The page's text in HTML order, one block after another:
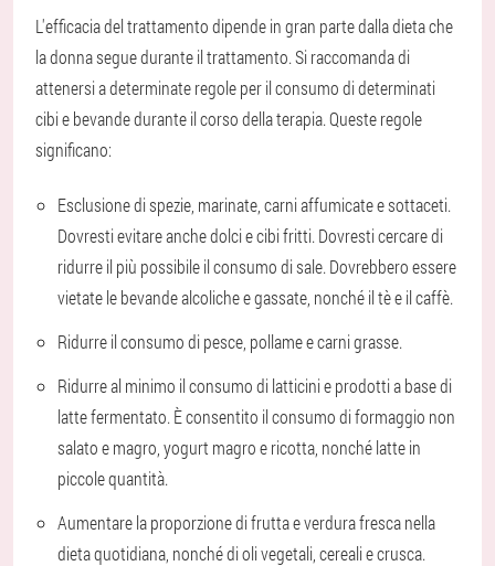
L'efficacia del trattamento dipende in gran parte dalla dieta che
la donna segue durante il trattamento. Si raccomanda di
attenersi a determinate regole per il consumo di determinati
cibi e bevande durante il corso della terapia. Queste regole
significano:
Esclusione di spezie, marinate, carni affumicate e sottaceti.
Dovresti evitare anche dolci e cibi fritti. Dovresti cercare di
ridurre il più possibile il consumo di sale. Dovrebbero essere
vietate le bevande alcoliche e gassate, nonché il tè e il caffè.
Ridurre il consumo di pesce, pollame e carni grasse.
Ridurre al minimo il consumo di latticini e prodotti a base di
latte fermentato. È consentito il consumo di formaggio non
salato e magro, yogurt magro e ricotta, nonché latte in
piccole quantità.
Aumentare la proporzione di frutta e verdura fresca nella
dieta quotidiana, nonché di oli vegetali, cereali e crusca.